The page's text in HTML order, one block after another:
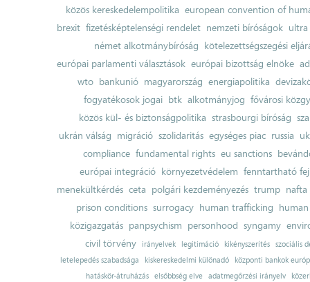
közös kereskedelempolitika european convention of
brexit fizetésképtelenségi rendelet nemzeti bíróságok ultra
német alkotmánybíróság kötelezettségszegési
európai parlamenti választások európai bizottság elnöke
wto bankunió magyarország energiapolitika
fogyatékosok jogai btk alkotmányjog fővárosi
közös kül- és biztonságpolitika strasbourgi bíróság
ukrán válság migráció szolidaritás egységes piac russia
compliance fundamental rights eu sanctions
európai integráció környezetvédelem fenntartható
menekültkérdés ceta polgári kezdeményezés trump nafta
prison conditions surrogacy human trafficking
közigazgatás panpsychism personhood syngamy
civil törvény
irányelvek legitimáció kikényszerítés szociális
letelepedés szabadsága
kiskereskedelmi különadó
központi bankok
hatáskör-átruházás
elsőbbség elve adatmegőrzési irányelv